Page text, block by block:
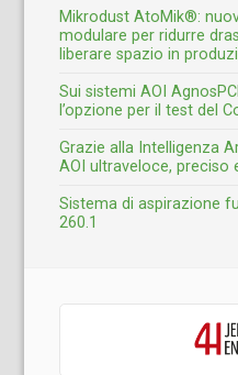
Mikrodust AtoMik®:
modulare per ridurre
liberare spazio in
Sui sistemi AOI
l’opzione per il test del
Grazie alla Intelligenza
AOI ultraveloce, preciso
Sistema di aspirazione
260.1